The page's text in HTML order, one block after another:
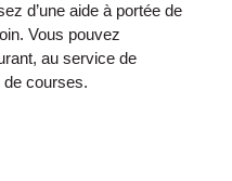
d’une aide à portée de
Vous pouvez
au service de
de courses.